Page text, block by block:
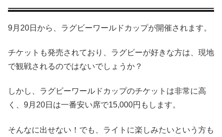
9月20日から、ラグビーワールドカップが開催されます。
チケットも発売されており、ラグビーが好きな方は、現地
で観戦されるのではないでしょうか？
しかし、ラグビーワールドカップのチケットは非常に高
く、9月20日は一番安い席で15,000円もします。
そんなに出せない！でも、ライトに楽しみたいという方も